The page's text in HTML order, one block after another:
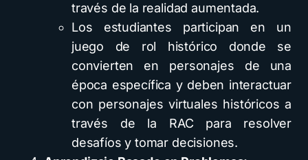
través de la realidad aumentada.
Los estudiantes participan en un
juego de rol histórico donde se
convierten en personajes de una
época específica y deben interactuar
con personajes virtuales históricos a
través de la RAC para resolver
desafíos y tomar decisiones.